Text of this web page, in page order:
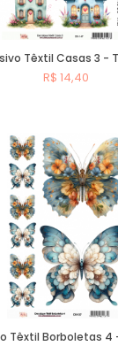
Têxtil Casas 3 -
R$ 14,40
Têxtil Borboletas 4